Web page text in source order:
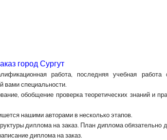
город Сургут
работа, последняя учебная
вами специальности.
обобщение проверка теоретических знаний и
нашими авторами в несколько этапов.
диплома на заказ. План диплома
диплома на заказ.